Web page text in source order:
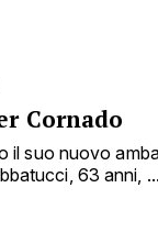
Cornado
il suo nuovo
63 anni, ...